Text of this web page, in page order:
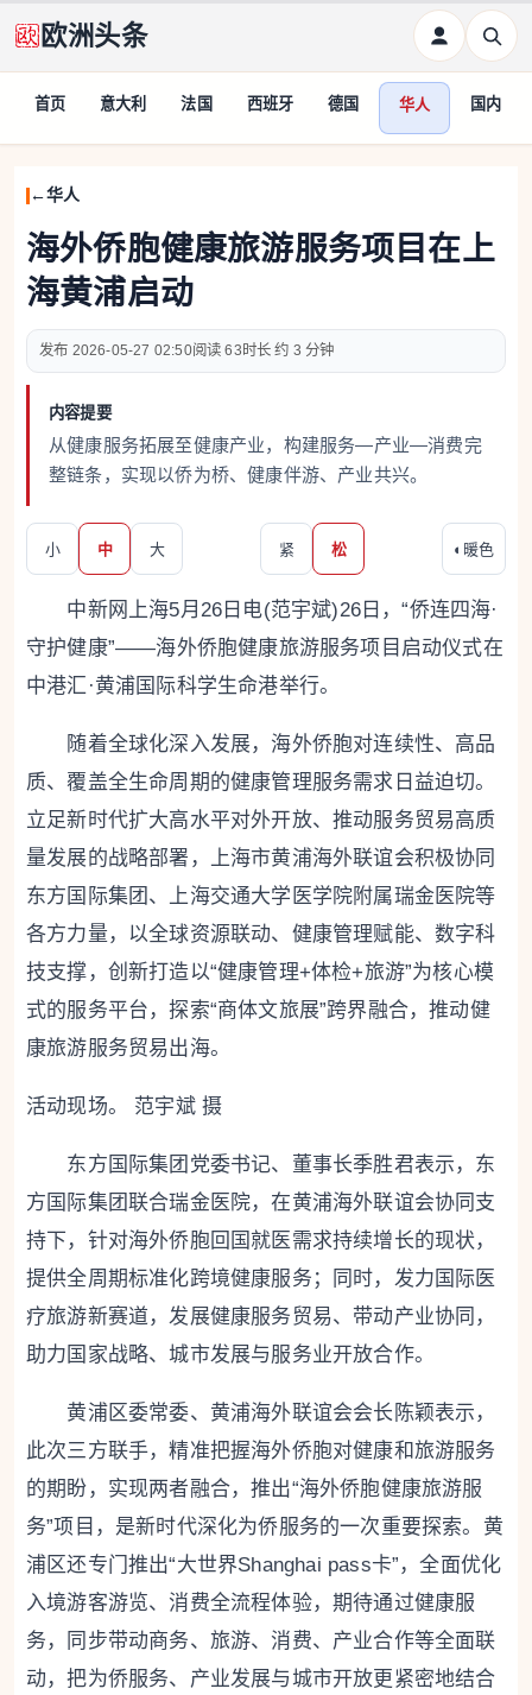
欧洲头条
首页 意大利 法国 西班牙 德国 华人 国内
华人
海外侨胞健康旅游服务项目在上
海黄浦启动
2026-05-27 02:50 63 约 3 分钟
内容提要
从健康服务拓展至健康产业，构建服务—产业—消费完
整链条，实现以侨为桥、健康伴游、产业共兴。
小 中 大 紧 松 ◐ 暖色
中新网上海5月26日电(范宇斌)26日，“侨连四海·
守护健康”——海外侨胞健康旅游服务项目启动仪式在
中港汇·黄浦国际科学生命港举行。
随着全球化深入发展，海外侨胞对连续性、高品
质、覆盖全生命周期的健康管理服务需求日益迫切。
立足新时代扩大高水平对外开放、推动服务贸易高质
量发展的战略部署，上海市黄浦海外联谊会积极协同
东方国际集团、上海交通大学医学院附属瑞金医院等
各方力量，以全球资源联动、健康管理赋能、数字科
技支撑，创新打造以“健康管理+体检+旅游”为核心模
式的服务平台，探索“商体文旅展”跨界融合，推动健
康旅游服务贸易出海。
活动现场。 范宇斌 摄
东方国际集团党委书记、董事长季胜君表示，东
方国际集团联合瑞金医院，在黄浦海外联谊会协同支
持下，针对海外侨胞回国就医需求持续增长的现状，
提供全周期标准化跨境健康服务；同时，发力国际医
疗旅游新赛道，发展健康服务贸易、带动产业协同，
助力国家战略、城市发展与服务业开放合作。
黄浦区委常委、黄浦海外联谊会会长陈颖表示，
此次三方联手，精准把握海外侨胞对健康和旅游服务
的期盼，实现两者融合，推出“海外侨胞健康旅游服
务”项目，是新时代深化为侨服务的一次重要探索。黄
浦区还专门推出“大世界Shanghai pass卡”，全面优化
入境游客游览、消费全流程体验，期待通过健康服
务，同步带动商务、旅游、消费、产业合作等全面联
动，把为侨服务、产业发展与城市开放更紧密地结合